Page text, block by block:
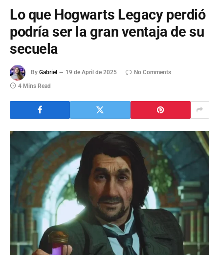
Lo que Hogwarts Legacy perdió
podría ser la gran ventaja de su
secuela
By Gabriel 19 de April de 2025
No Comments
4 Mins Read